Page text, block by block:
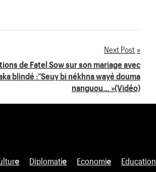
Next Post
de Fatel Sow sur son mariage avec
blindé :”Seuy bi nékhna wayé douma
nanguou… »(Vidéo)
Diplomatie Economie Education